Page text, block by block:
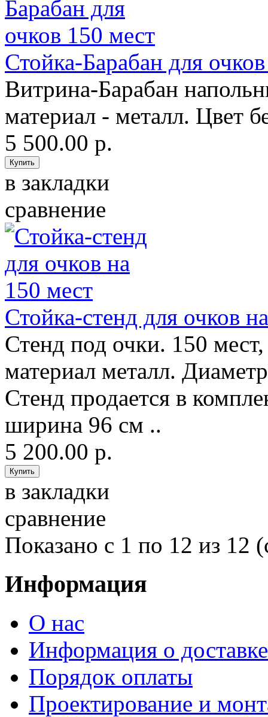
Стойка-Барабан для
Витрина-Барабан
материал - металл. Цвет
5 500.00 р.
в закладки
сравнение
Стойка-стенд для очков
Стенд под очки. 150
материал металл.
Стенд продается в
ширина 96 см ..
5 200.00 р.
в закладки
сравнение
Показано с 1 по 12 из 12
Информация
О нас
Информация о доставке
Порядок оплаты
Проектирование и